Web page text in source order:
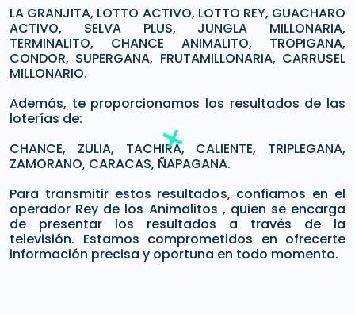
LA GRANJITA, LOTTO ACTIVO, LOTTO REY, GUACHARO
ACTIVO, SELVA PLUS, JUNGLA MILLONARIA,
TERMINALITO, CHANCE ANIMALITO, TROPIGANA,
CONDOR, SUPERGANA, FRUTAMILLONARIA, CARRUSEL
MILLONARIO.
Además, te proporcionamos los resultados de las
loterías de:
CHANCE, ZULIA, TACHIRA, CALIENTE, TRIPLEGANA,
ZAMORANO, CARACAS, ÑAPAGANA.
Para transmitir estos resultados, confiamos en el
operador Rey de los Animalitos , quien se encarga
de presentar los resultados a través de la
televisión. Estamos comprometidos en ofrecerte
información precisa y oportuna en todo momento.